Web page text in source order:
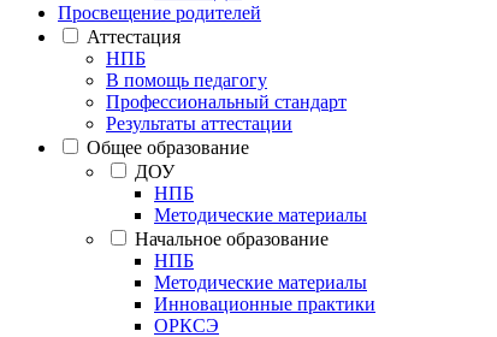
Просвещение родителей
Аттестация
НПБ
В помощь педагогу
Профессиональный стандарт
Результаты аттестации
Общее образование
ДОУ
НПБ
Методические материалы
Начальное образование
НПБ
Методические материалы
Инновационные практики
ОРКСЭ